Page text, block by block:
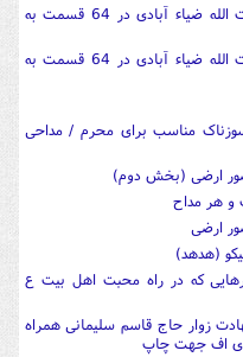
شرح زیارت جامعه کبیره توسط استاد آیت الله ضیاء آبادی در 64 قسمت به
شرح زیارت جامعه کبیره توسط استاد آیت الله ضیاء آبادی در 64 قسمت به
مناسب برای محرم / مداحی
ارضی (بخش دوم)
و هر مداح
ارضی
(هدهد)
که در راه محبت اهل بیت ع
زوار حاج قاسم سلیمانی همراه
دی اف جهت چاپ